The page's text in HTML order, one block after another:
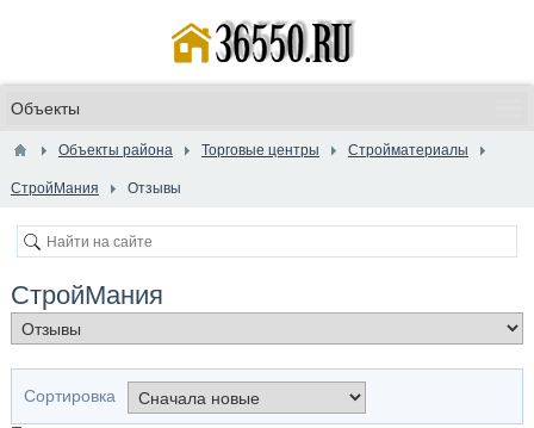
Объекты района Торговые центры Стройматериалы
СтройМания Отзывы
СтройМания
Сортировка